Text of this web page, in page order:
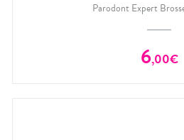
Parodont Expert
6,00€